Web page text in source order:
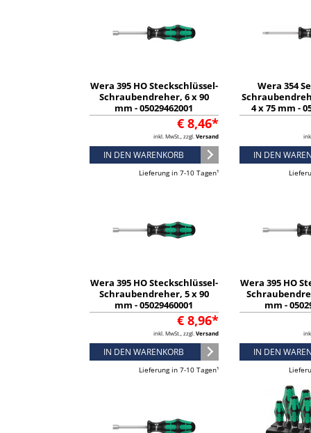
Wera 395 HO Steckschlüssel-
Schraubendreher, 6 x 90
mm - 05029462001
€ 8,46*
inkl. MwSt., zzgl. Versand
IN DEN WARENKORB
Lieferung in 7-10 Tagen¹
Wera 354
4 x 75 mm -
IN DEN
Wera 395 HO Steckschlüssel-
Schraubendreher, 5 x 90
mm - 05029460001
€ 8,96*
inkl. MwSt., zzgl. Versand
IN DEN WARENKORB
Lieferung in 7-10 Tagen¹
Wera 395 HO
mm -
IN DEN